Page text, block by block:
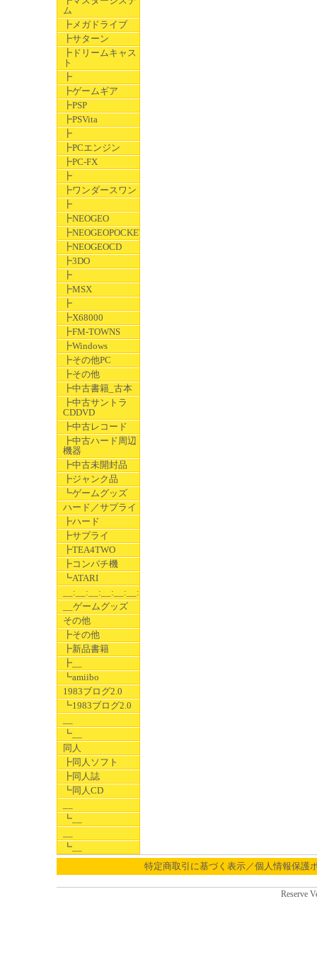
ム
┣メガドライブ
┣サターン
┣ドリームキャス
ト
┣
┣ゲームギア
┣PSP
┣PSVita
┣
┣PCエンジン
┣PC-FX
┣
┣ワンダースワン
┣
┣NEOGEO
┣NEOGEOPOCKET
┣NEOGEOCD
┣3DO
┣
┣MSX
┣
┣X68000
┣FM-TOWNS
┣Windows
┣その他PC
┣その他
┣中古書籍_古本
┣中古サントラ
CDDVD
┣中古レコード
┣中古ハード周辺
機器
┣中古未開封品
┣ジャンク品
┗ゲームグッズ
ハード／サプライ
┣ハード
┣サプライ
┣TEA4TWO
┣コンパチ機
┗ATARI
__:__:__:__:__:__:__
__ゲームグッズ
その他
┣その他
┣新品書籍
┣__
┗amiibo
1983ブログ2.0
┗1983ブログ2.0
┗__
同人
┣同人ソフト
┣同人誌
┗同人CD
┗__
┗__
特定商取引に基づく表示／個人情報保護
Reserve